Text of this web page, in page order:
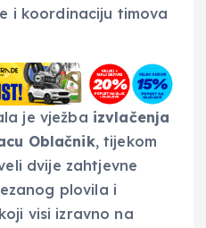
i koordinaciju timova
je vježba izvlačenja
Oblačnik, tijekom
dvije zahtjevne
plovila i
visi izravno na